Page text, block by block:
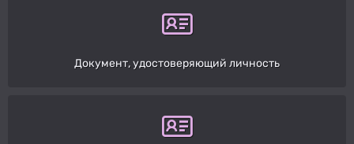
Документ, удостоверяющий личность